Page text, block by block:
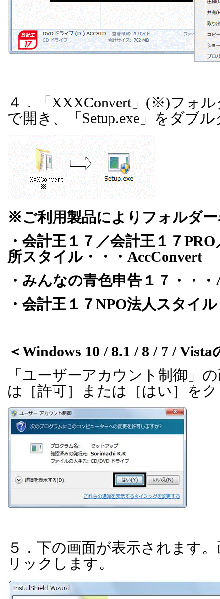
４．「 XXXConvert」 (※)フォ
で開き、「 Setup.exe 」をダブ
※ご利用製品によりフォルダ
・会計王１７／会計王１７PRO
所スタイル・・・ AccConvert
・みんなの青色申告１７・・・
・会計王１７NPO法人スタイ
＜Windows 10 / 8.1 / 8 / 7 / Vista
「ユーザーアカウント制御」
は［許可］または［はい］を
５．下の画面が表示されます
リックします。